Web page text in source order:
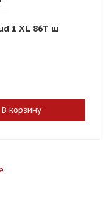
1 XL 86T ш
В корзину